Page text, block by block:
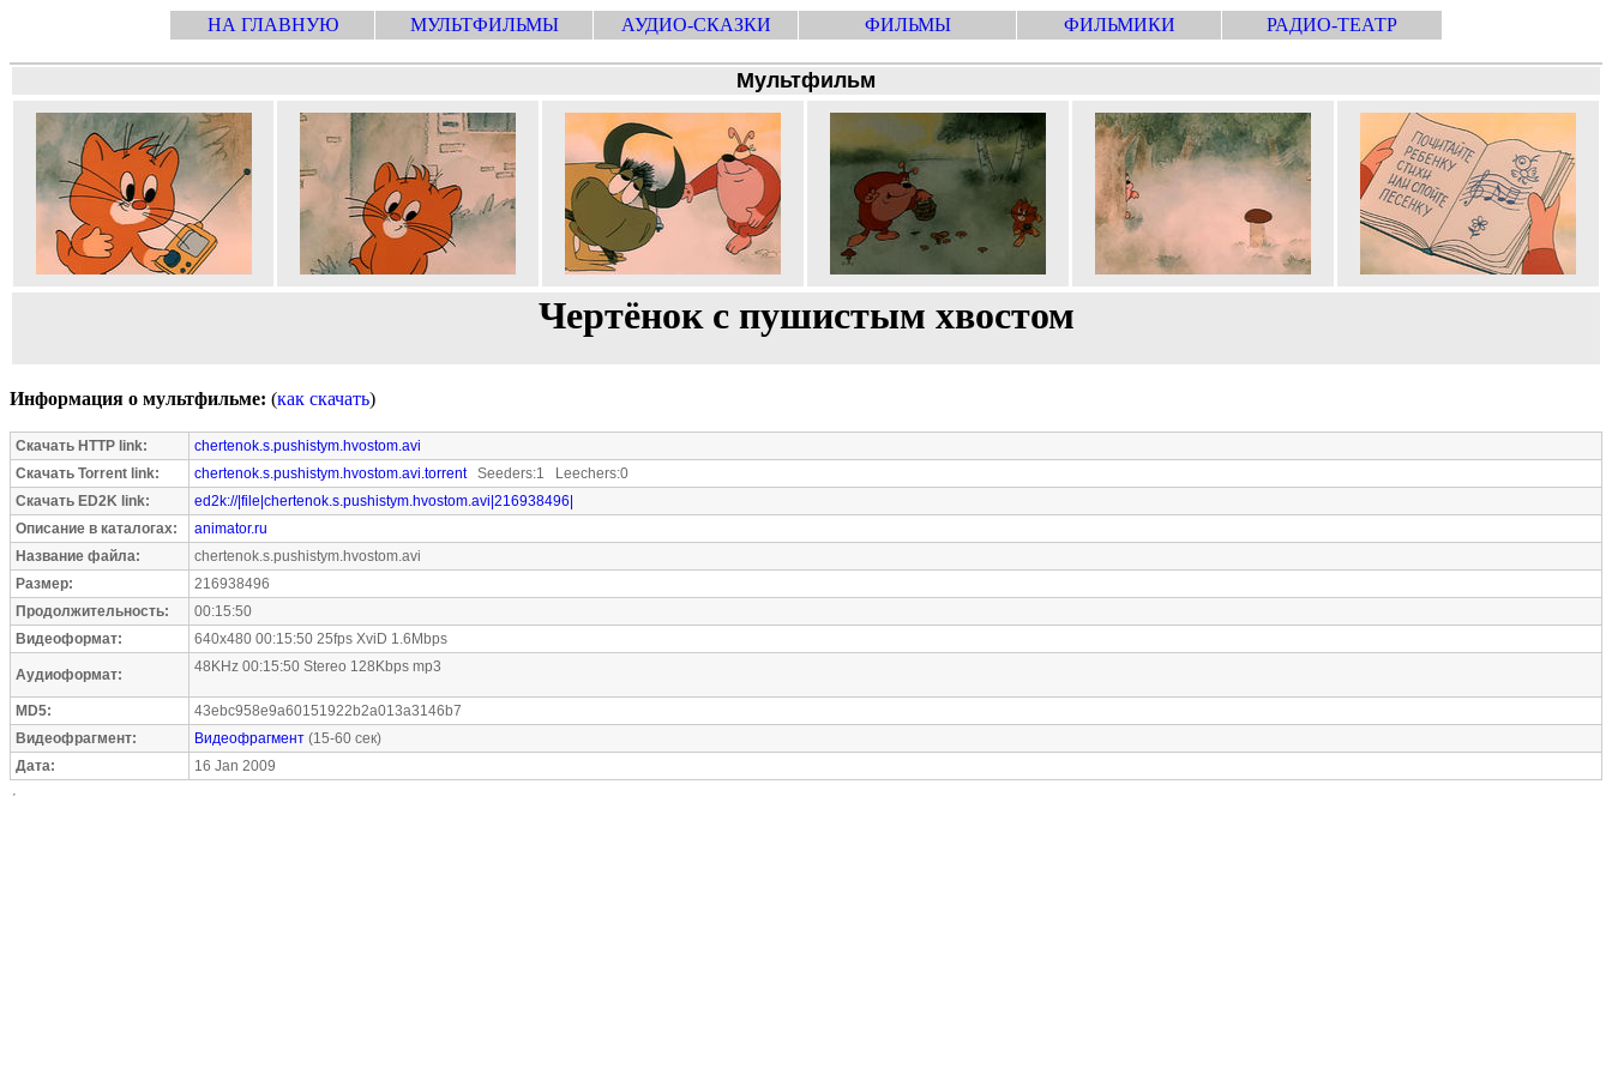
НА ГЛАВНУЮ МУЛЬТФИЛЬМЫ АУДИО-СКАЗКИ ФИЛЬМЫ ФИЛЬМИКИ РАДИО-ТЕАТР
Мультфильм
Чертёнок с пушистым хвостом
Информация о мультфильме: (как скачать)
Скачать HTTP link:
chertenok.s.pushistym.hvostom.avi
Скачать Torrent link:
chertenok.s.pushistym.hvostom.avi.torrentSeeders:1 Leechers:0
Скачать ED2K link:
ed2k://|file|chertenok.s.pushistym.hvostom.avi|216938496|
Описание в каталогах:
animator.ru
Название файла:
chertenok.s.pushistym.hvostom.avi
Размер:
216938496
Продолжительность:
00:15:50
Видеоформат:
640x480 00:15:50 25fps XviD 1.6Mbps
Аудиоформат: 48KHz 00:15:50 Stereo 128Kbps mp3
MD5:
43ebc958e9a60151922b2a013a3146b7
Видеофрагмент:
Видеофрагмент (15-60 сек)
Дата:
16 Jan 2009